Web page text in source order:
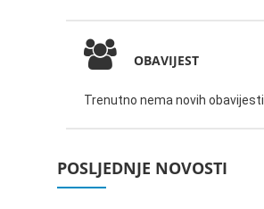
OBAVIJEST
Trenutno nema novih obavijesti
POSLJEDNJE NOVOSTI